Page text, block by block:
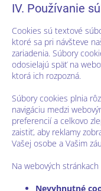
IV. Používanie
Cookies sú textové
ktoré sa pri návšteve
zariadenia. Súbory
odosielajú späť na
ktorá ich rozpozná.
Súbory cookies plnia
navigáciu medzi
preferencií a celkovo
zaistiť, aby reklamy
Vašej osobe a Vašim
Na webových
Nevyhnutné